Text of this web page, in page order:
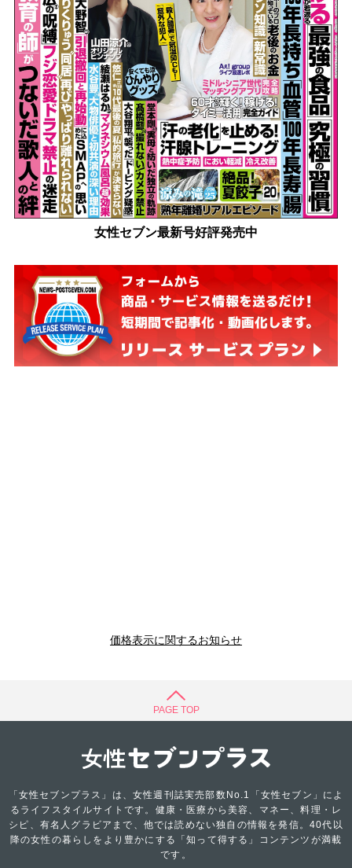
女性セブン最新号好評発売中
価格表示に関するお知らせ
PAGE TOP
「女性セブンプラス」は、女性週刊誌実売部数No.1「女性セブン」によ
るライフスタイルサイトです。健康・医療から美容、マネー、料理・レ
シピ、有名人グラビアまで、他では読めない独自の情報を発信。40代以
降の女性の暮らしをより豊かにする「知って得する」コンテンツが満載
です。